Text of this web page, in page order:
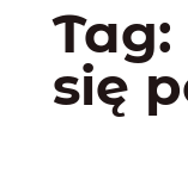
Tag:
się